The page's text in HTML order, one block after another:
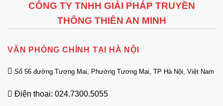
CÔNG TY TNHH GIẢI PHÁP TRUYỀN
THÔNG THIÊN AN MINH
VĂN PHÒNG CHÍNH TẠI HÀ NỘI
Số 56 đường Tương Mai, Phường Tương Mai, TP Hà Nội, Việt Nam
Điện thoại: 024.7300.5055